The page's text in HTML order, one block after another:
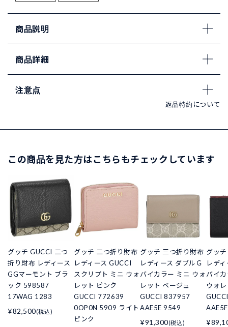
商品説明
商品詳細
注意点
返品特約について
この商品を見た方はこちらもチェックしています
グッチ GUCCI 二つ
折り財布 レディース
GGマーモント ブラ
ック 598587
17WAG 1283
¥82,500(税込)
グッチ 二つ折り財布
レディース GUCCI
スクリプト ミニ ウォ
レット ピンク
GUCCI 772639
0OP0N 5909 ライト
ピンク
グッチ 三つ折り財布
レディース ダブルＧ
バイカラー ミニ ウォ
レット ベージュ
GUCCI 837957
AAE5E 9549
¥91,300(税込)
グッ
レデ
バイ
ウォ